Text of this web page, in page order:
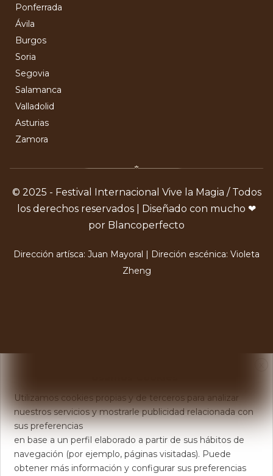
Ponferrada
Ávila
Burgos
Soria
Segovia
Salamanca
Valladolid
Asturias
Zamora
© 2025 - Festival Internacional Vive la Magia / Todos
los derechos reservados | Diseñado con mucho ❤
por Blancoperfecto
Dirección artísca: Juan Mayoral | Direción escénica: Violeta
Zheng
Utilizamos cookies propias y de terceros para analizar
nuestros servicios y mostrarle publicidad relacionada con
sus preferencias
en base a un perfil elaborado a partir de sus hábitos de
navegación (por ejemplo, páginas visitadas). Puede
obtener más información y configurar sus preferencias